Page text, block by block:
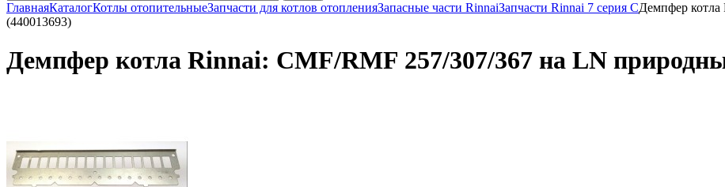
ГлавнаяКаталогКотлы отопительныеЗапчасти для котлов отопленияЗапасные части RinnaiЗапчасти Rinnai 7 серия CДемпфер
(440013693)
Демпфер котла Rinnai: CMF/RMF 257/307/367 на LN